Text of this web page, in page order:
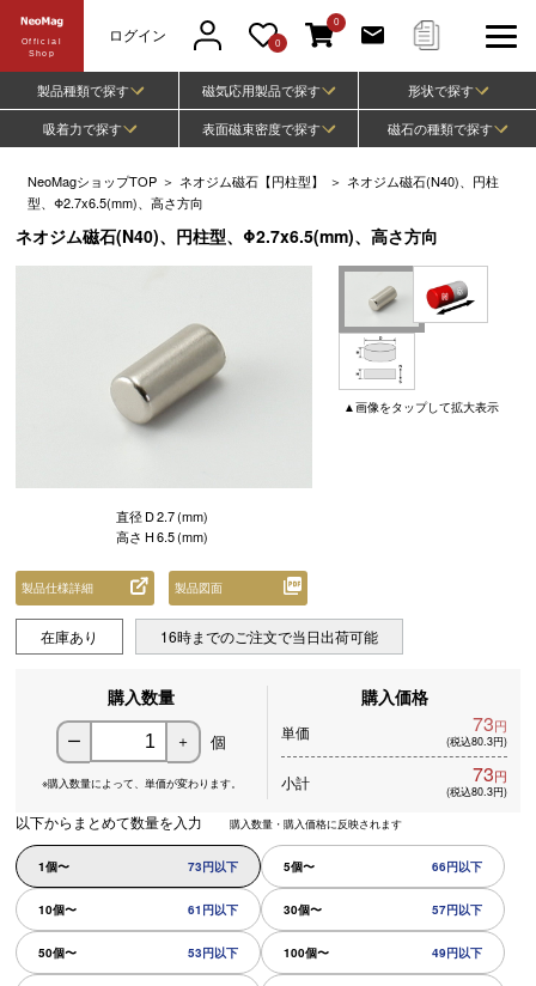
Official
Shop
ログイン 0
0
製品種類で探す 磁気応用製品で探す
形状で探す
吸着力で探す
表面磁束密度で探す 磁石の種類で探す
NeoMagショップTOP ＞ ネオジム磁石【円柱型】 ＞ ネオジム磁石(N40)、円柱
型、Φ2.7x6.5(mm)、高さ方向
ネオジム磁石(N40)、円柱型、Φ2.7x6.5(mm)、高さ方向
▲画像をタップして拡大表示
直径 D2.7(mm)
高さ H6.5(mm)
製品仕様詳細 製品図面
在庫あり 16時までのご注文で当日出荷可能
購入数量
ー ＋ 個
※購入数量によって、 単価が変わります。
購入価格
単価 73円
(税込80.3円)
小計 73円
(税込80.3円)
以下からまとめて数量を入力 購入数量・購入価格に反映されます
1個〜 73円以下 5個〜 66円以下
10個〜 61円以下 30個〜 57円以下
50個〜 53円以下 100個〜 49円以下